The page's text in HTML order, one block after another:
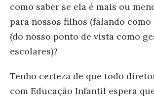
como saber se ela é mais ou
para nossos filhos (falando
(do nosso ponto de vista como
escolares)?
Tenho certeza de que todo
com Educação Infantil espera